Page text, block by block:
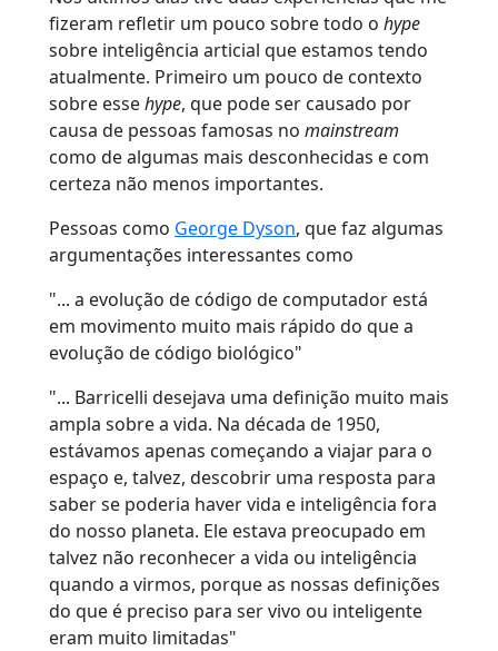
fizeram refletir um pouco sobre todo o hype
sobre inteligência articial que estamos tendo
atualmente. Primeiro um pouco de contexto
sobre essehype, que pode ser causado por
causa de pessoas famosas no mainstream
como de algumas mais desconhecidas e com
certeza não menos importantes.
Pessoas como George Dyson, que faz algumas
argumentações interessantes como
"... a evolução de código de computador está
em movimento muito mais rápido do que a
evolução de código biológico"
"... Barricelli desejava uma definição muito mais
ampla sobre a vida. Na década de 1950,
estávamos apenas começando a viajar para o
espaço e, talvez, descobrir uma resposta para
saber se poderia haver vida e inteligência fora
do nosso planeta. Ele estava preocupado em
talvez não reconhecer a vida ou inteligência
quando a virmos, porque as nossas definições
do que é preciso para ser vivo ou inteligente
eram muito limitadas"